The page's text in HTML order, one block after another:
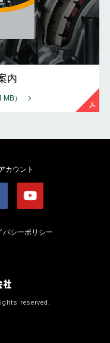
内
MB）
カウント
バシーポリシー
reserved.